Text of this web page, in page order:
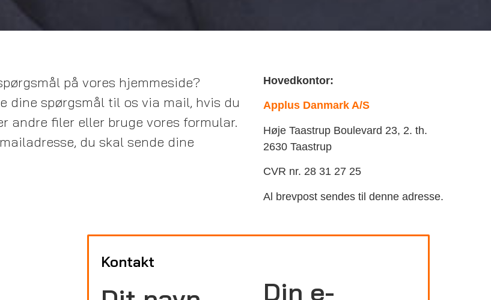
på vores hjemmeside?
dine spørgsmål til os via mail, hvis du
andre filer eller bruge vores formular.
du skal sende dine
Hovedkontor:
Applus Danmark A/S
Høje Taastrup Boulevard 23, 2. th.
2630 Taastrup
CVR nr. 28 31 27 25
Al brevpost sendes til denne adresse.
Kontakt
Din e-